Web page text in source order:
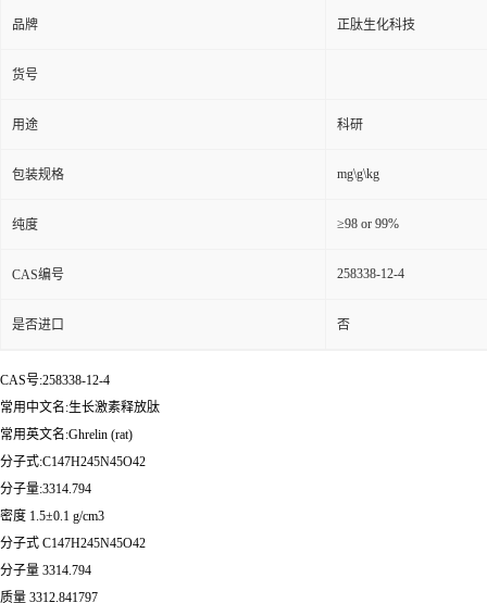
品牌 正肽生化科技
货号
用途 科研
包装规格 mg\g\kg
纯度 ≥98 or 99%
CAS编号 258338-12-4
是否进口 否
CAS号:258338-12-4
常用中文名:生长激素释放肽
常用英文名:Ghrelin (rat)
分子式:C147H245N45O42
分子量:3314.794
密度 1.5±0.1 g/cm3
分子式 C147H245N45O42
分子量 3314.794
质量 3312.841797